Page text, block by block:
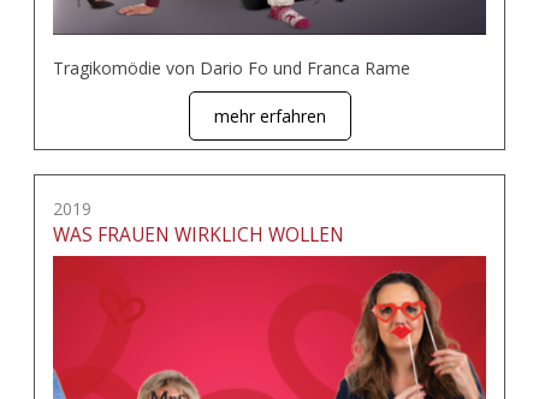
Tragikomödie von Dario Fo und Franca Rame
mehr erfahren
2019
WAS FRAUEN WIRKLICH WOLLEN